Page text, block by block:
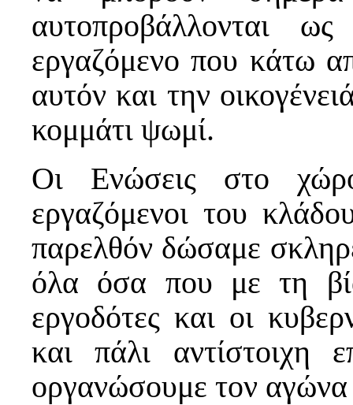
αυτοπροβάλλονται
εργαζόμενο που κάτω
αυτόν και την
κομμάτι ψωμί.
Οι Ενώσεις στο
εργαζόμενοι του
παρελθόν δώσαμε
όλα όσα που με τη
εργοδότες και οι
και πάλι αντίστοιχη
οργανώσουμε τον